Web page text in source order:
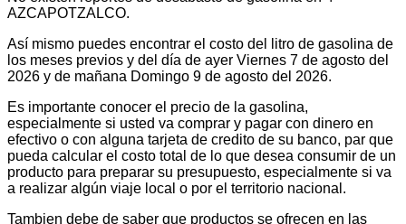
AZCAPOTZALCO.
Así mismo puedes encontrar el costo del litro de gasolina de
los meses previos y del día de ayer Viernes 7 de agosto del
2026 y de mañana Domingo 9 de agosto del 2026.
Es importante conocer el precio de la gasolina,
especialmente si usted va comprar y pagar con dinero en
efectivo o con alguna tarjeta de credito de su banco, par que
pueda calcular el costo total de lo que desea consumir de un
producto para preparar su presupuesto, especialmente si va
a realizar algún viaje local o por el territorio nacional.
Tambien debe de saber que productos se ofrecen en las